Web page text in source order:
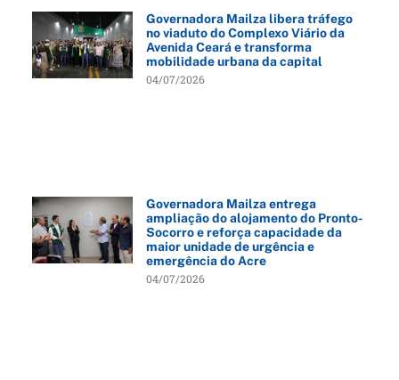
Governadora Mailza libera tráfego
no viaduto do Complexo Viário da
Avenida Ceará e transforma
mobilidade urbana da capital
04/07/2026
Governadora Mailza entrega
ampliação do alojamento do Pronto-
Socorro e reforça capacidade da
maior unidade de urgência e
emergência do Acre
04/07/2026